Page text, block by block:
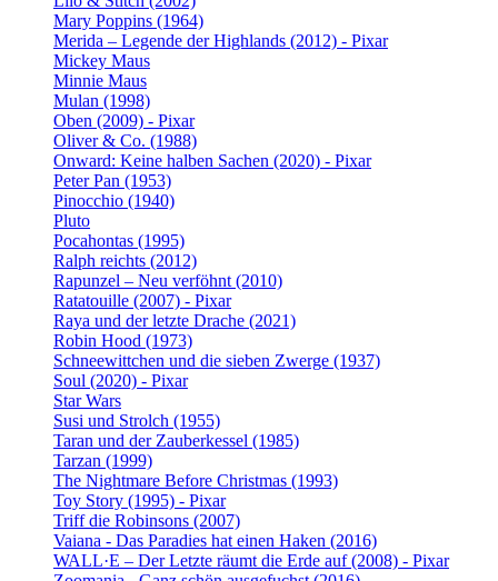
Mary Poppins (1964)
Merida – Legende der Highlands (2012) - Pixar
Mickey Maus
Minnie Maus
Mulan (1998)
Oben (2009) - Pixar
Oliver & Co. (1988)
Onward: Keine halben Sachen (2020) - Pixar
Peter Pan (1953)
Pinocchio (1940)
Pluto
Pocahontas (1995)
Ralph reichts (2012)
Rapunzel – Neu verföhnt (2010)
Ratatouille (2007) - Pixar
Raya und der letzte Drache (2021)
Robin Hood (1973)
Schneewittchen und die sieben Zwerge (1937)
Soul (2020) - Pixar
Star Wars
Susi und Strolch (1955)
Taran und der Zauberkessel (1985)
Tarzan (1999)
The Nightmare Before Christmas (1993)
Toy Story (1995) - Pixar
Triff die Robinsons (2007)
Vaiana - Das Paradies hat einen Haken (2016)
WALL·E – Der Letzte räumt die Erde auf (2008) - Pixar